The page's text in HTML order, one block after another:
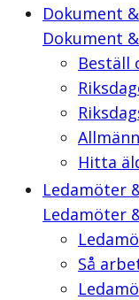
Dokument
Dokument
Beställ
Hitta
Ledamöter
Ledamöter
Så